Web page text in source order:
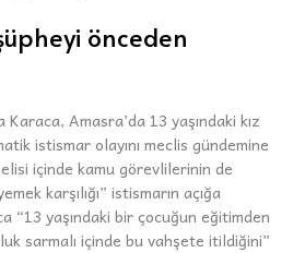
önceden
Amasra’da 13 yaşındaki kız
istismar olayını meclis gündemine
içinde kamu görevlilerinin de
karşılığı” istismarın açığa
“13 yaşındaki bir çocuğun eğitimden
sarmalı içinde bu vahşete itildiğini”